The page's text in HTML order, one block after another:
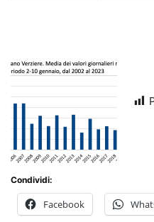
Condividi:
Facebook